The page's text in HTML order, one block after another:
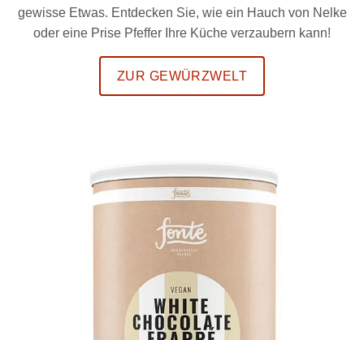
gewisse Etwas. Entdecken Sie, wie ein Hauch von Nelke
oder eine Prise Pfeffer Ihre Küche verzaubern kann!
ZUR GEWÜRZWELT